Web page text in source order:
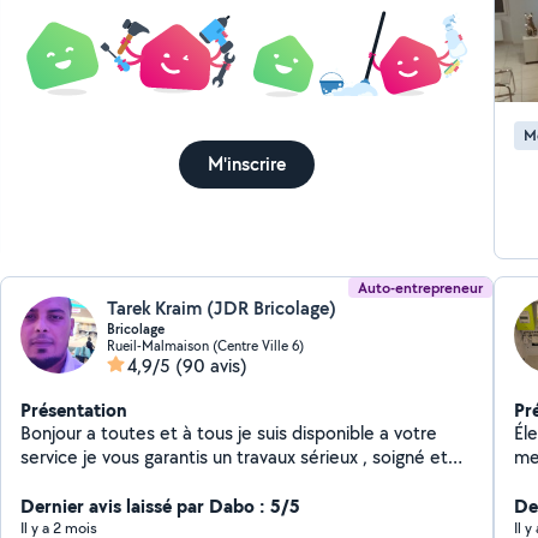
M'inscrire
à
Auto-entrepreneur
Tarek Kraim (JDR Bricolage)
Bricolage
Rueil-Malmaison (Centre Ville 6)
4,9/5 (90 avis)
Présentation
Bonjour a toutes et à tous je suis disponible a votre
service je vous garantis un travaux sérieux , soigné et
pas à me contacter
Dernier avis laissé par Dabo : 5/5
Il y a 2 mois
Il y